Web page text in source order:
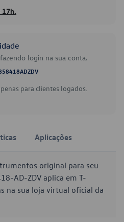
17h.
login na sua conta.
para clientes logados.
Aplicações
original para seu
AD-ZDV aplica em T-
na sua loja virtual oficial da